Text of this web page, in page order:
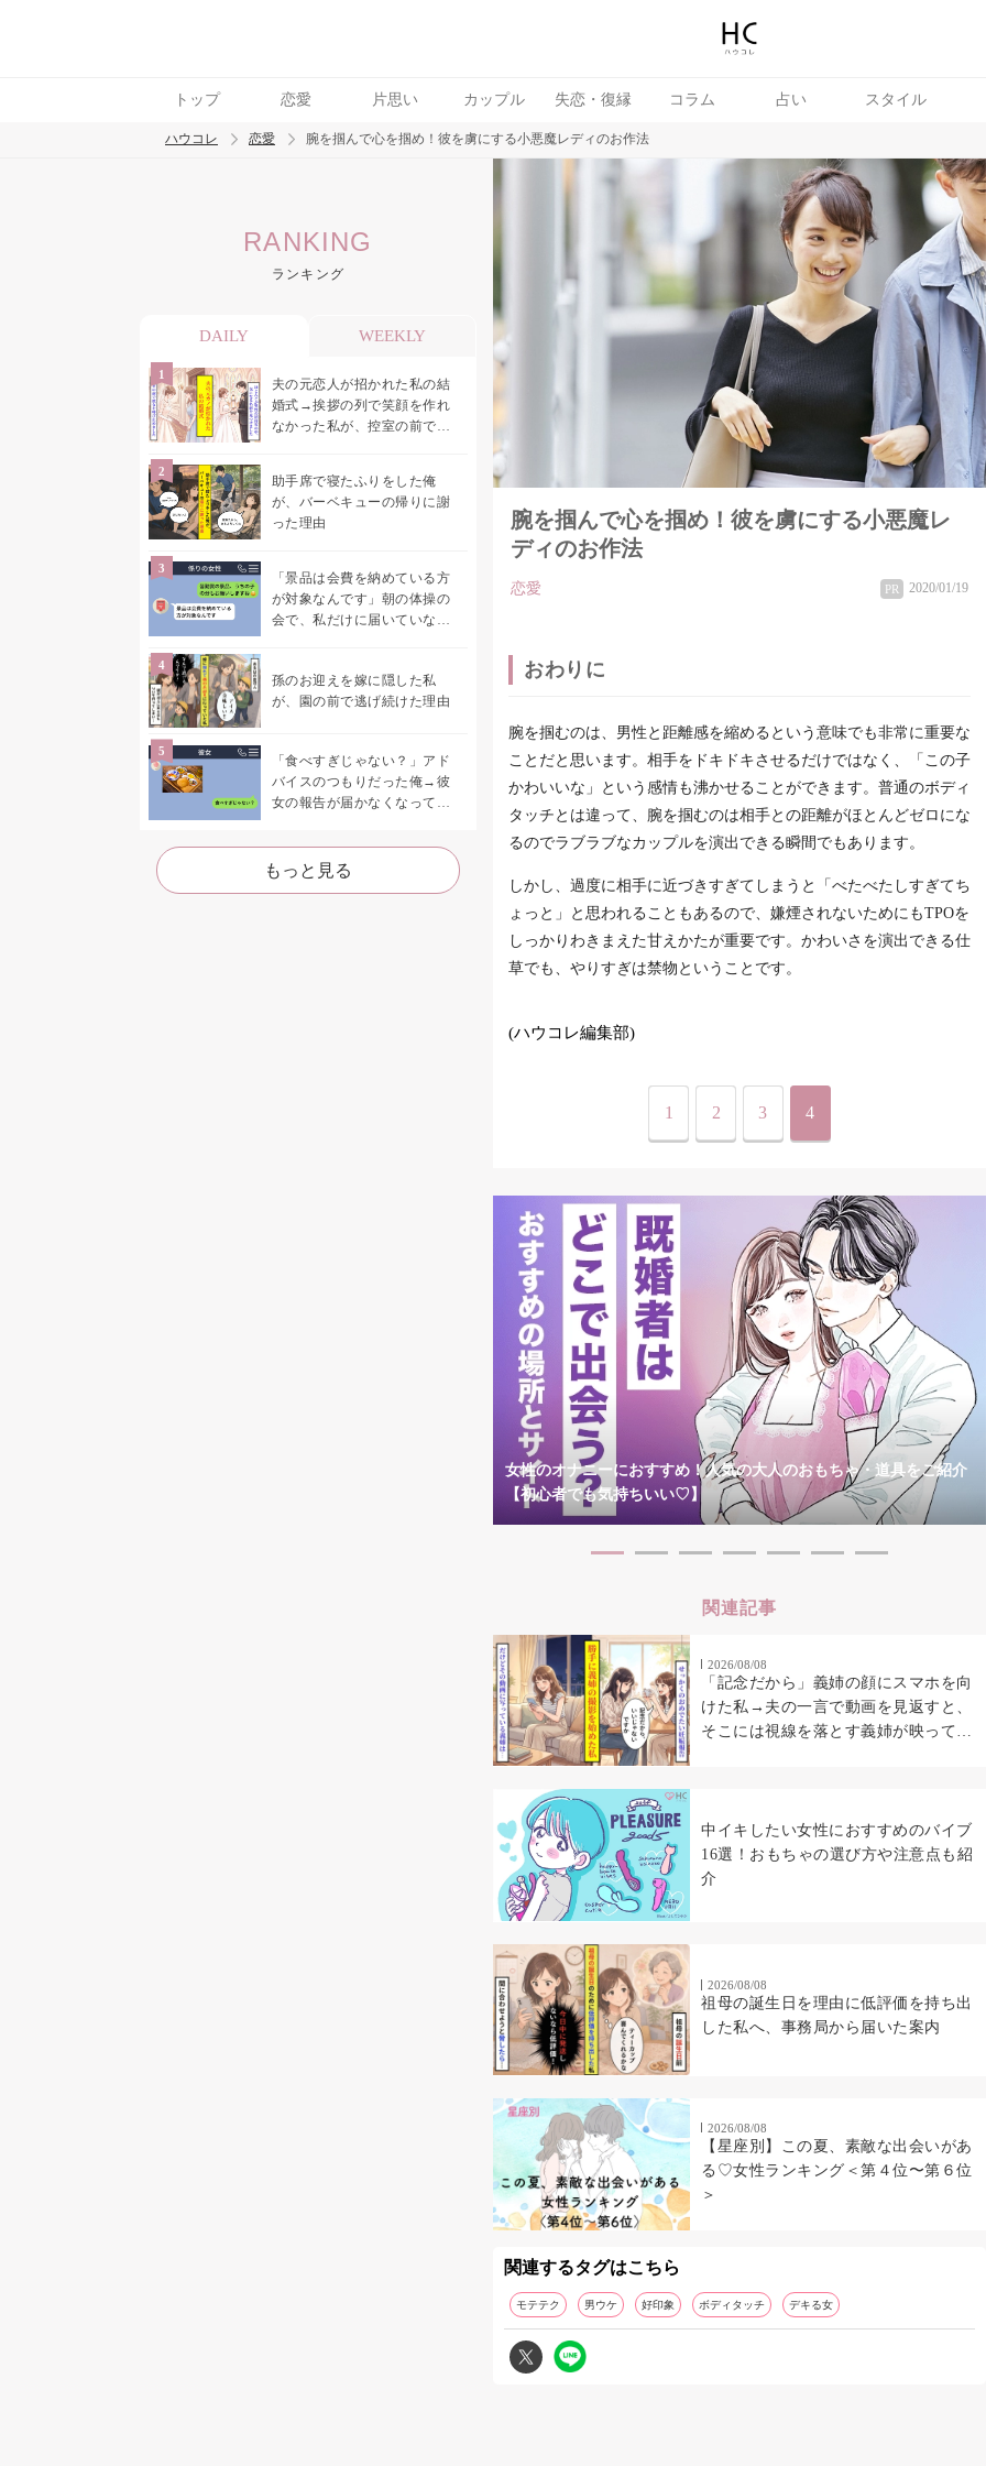
トップ 恋愛 片思い カップル 失恋・復縁 コラム 占い スタイル
トレンド ワード
ハウコレ 恋愛 腕を掴んで心を掴め！彼を虜にする小悪魔レディのお作法
RANKING
ランキング
DAILY WEEKLY
夫の元恋人が招かれた私の結
婚式→挨拶の列で笑顔を作れ
なかった私が、控室の前で彼
助手席で寝たふりをした俺
が、バーベキューの帰りに謝
った理由
「景品は会費を納めている方
が対象なんです」朝の体操の
会で、私だけに届いていなか
孫のお迎えを嫁に隠した私
が、園の前で逃げ続けた理由
「食べすぎじゃない？」アド
バイスのつもりだった俺→彼
女の報告が届かなくなって、
た
もっと見る
腕を掴んで心を掴め！彼を虜にする小悪魔レ
ディのお作法
恋愛 PR 2020/01/19
おわりに
腕を掴むのは、男性と距離感を縮めるという意味でも非常に重要な
ことだと思います。相手をドキドキさせるだけではなく、「この子
かわいいな」という感情も沸かせることができます。普通のボディ
タッチとは違って、腕を掴むのは相手との距離がほとんどゼロにな
るのでラブラブなカップルを演出できる瞬間でもあります。
しかし、過度に相手に近づきすぎてしまうと「べたべたしすぎてち
ょっと」と思われることもあるので、嫌煙されないためにもTPOを
しっかりわきまえた甘えかたが重要です。かわいさを演出できる仕
草でも、やりすぎは禁物ということです。
(ハウコレ編集部)
1 2 3 4
女性のオナニーにおすすめ！人気の大人のおもちゃ・道具をご紹介
【初心者でも気持ちいい♡】
関連記事
2026/08/08
「記念だから」義姉の顔にスマホを向
けた私→夫の一言で動画を見返すと、
そこには視線を落とす義姉が映ってい
中イキしたい女性におすすめのバイブ
16選！おもちゃの選び方や注意点も紹
介
2026/08/08
祖母の誕生日を理由に低評価を持ち出
した私へ、事務局から届いた案内
2026/08/08
【星座別】この夏、素敵な出会いがあ
る♡女性ランキング＜第４位〜第６位
＞
関連するタグはこちら
モテテク 男ウケ 好印象 ボディタッチ デキる女